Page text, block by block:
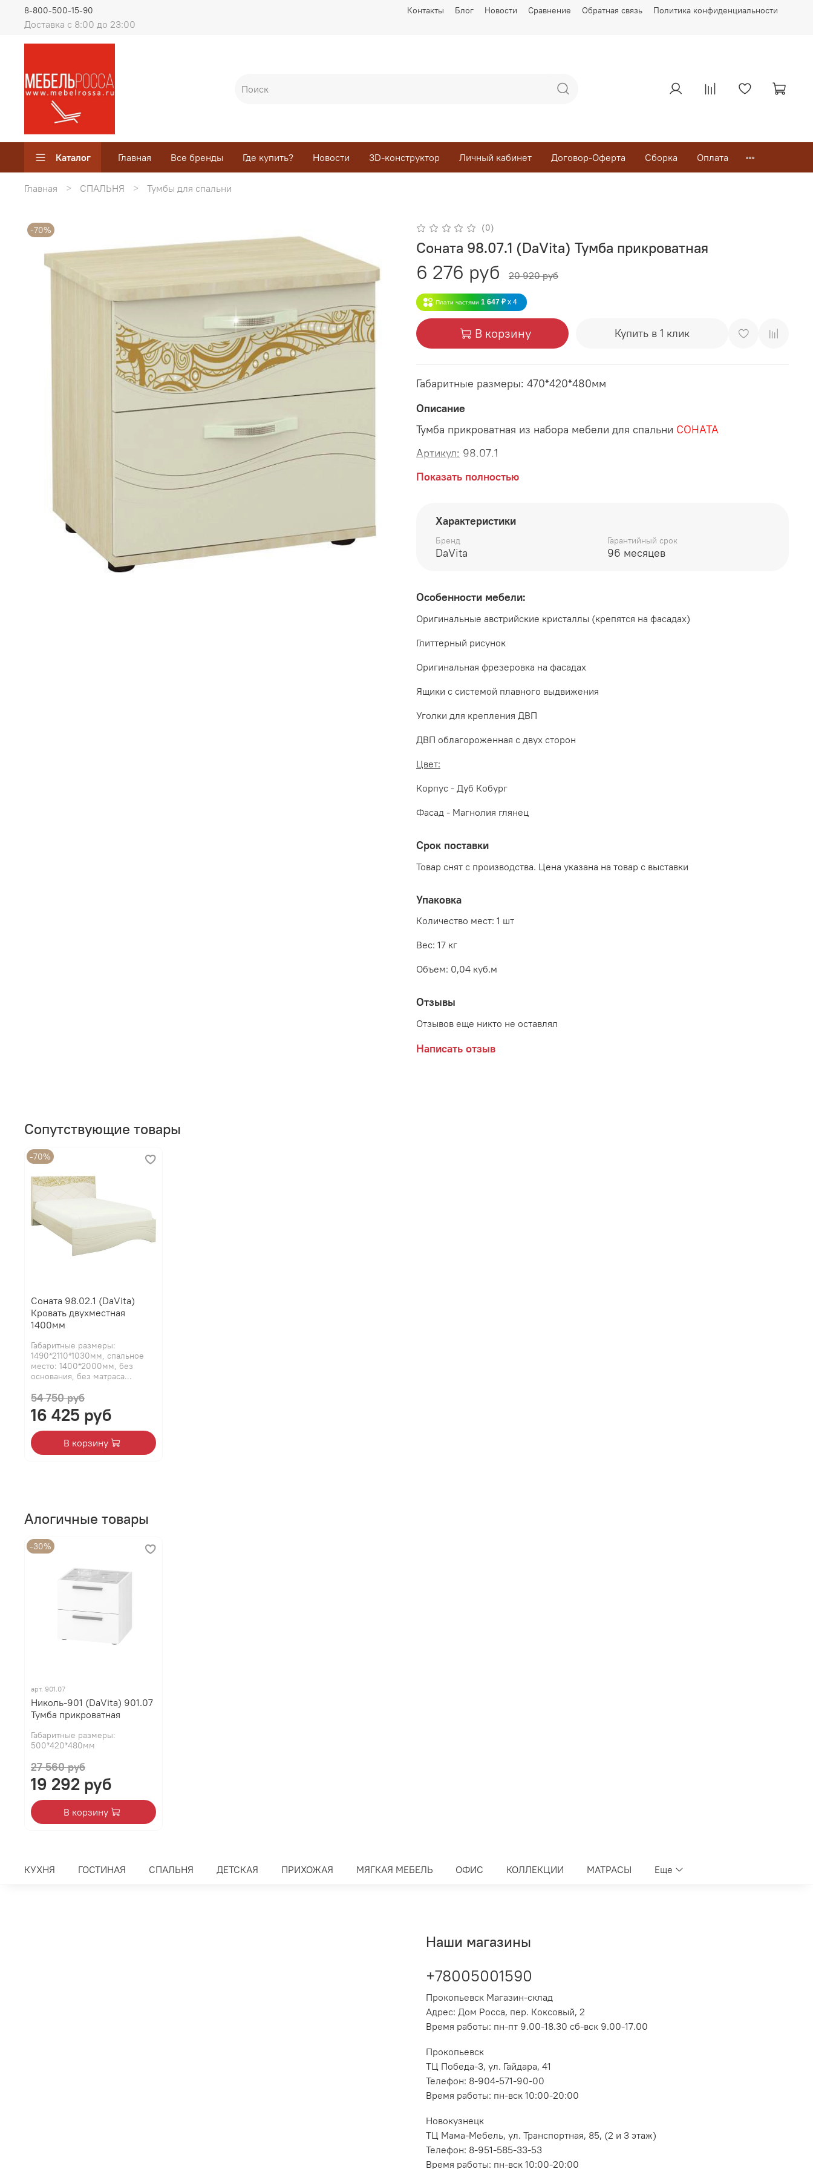
Контакты Блог Новости Сравнение Обратная связь Политика конфиденциальности
Доставка с 8:00 до 23:00
8-800-500-15-90
Каталог Главная Все бренды Где купить? Новости 3D-конструктор Личный кабинет Договор-Оферта Сборка Оплата
Главная СПАЛЬНЯ Тумбы для спальни
-70% (0)
Соната 98.07.1 (DaVita) Тумба прикроватная
6 276 руб 20 920 руб
Плати частями 1 647 ₽ x 4
В корзину Купить в 1 клик
Габаритные размеры: 470*420*480мм
Описание
Тумба прикроватная из набора мебели для спальни СОНАТА
Артикул: 98.07.1
Габаритные размеры:
глубина 420 мм
высота 480 мм
Мебельная фабрика ВИТРА, Торговая марка DaVita
Показать полностью
Характеристики
Бренд
DaVita
Гарантийный срок
96 месяцев
Особенности мебели:
Оригинальные австрийские кристаллы (крепятся на фасадах)
Глиттерный рисунок
Оригинальная фрезеровка на фасадах
Ящики с системой плавного выдвижения
Уголки для крепления ДВП
ДВП облагороженная с двух сторон
Цвет:
Корпус - Дуб Кобург
Фасад - Магнолия глянец
Срок поставки
Товар снят с производства. Цена указана на товар с выставки
Упаковка
Количество мест: 1 шт
Вес: 17 кг
Объем: 0,04 куб.м
Отзывы
Отзывов еще никто не оставлял
Написать отзыв
Сопутствующие товары
-70%
Соната 98.02.1 (DaVita)
Кровать двухместная
1400мм
Габаритные размеры:
1490*2110*1030мм, спальное
место: 1400*2000мм, без
основания, без матраса...
54 750 руб
16 425 руб
В корзину
Алогичные товары
-30%
арт. 901.07
Николь-901 (DaVita) 901.07
Тумба прикроватная
Габаритные размеры:
500*420*480мм
27 560 руб
19 292 руб
В корзину
КУХНЯ ГОСТИНАЯ СПАЛЬНЯ ДЕТСКАЯ ПРИХОЖАЯ МЯГКАЯ МЕБЕЛЬ ОФИС КОЛЛЕКЦИИ МАТРАСЫ Еще
Наши магазины
+78005001590
Прокопьевск Магазин-склад
Адрес: Дом Росса, пер. Коксовый, 2
Время работы: пн-пт 9.00-18.30 сб-вск 9.00-17.00
Прокопьевск
ТЦ Победа-3, ул. Гайдара, 41
Телефон: 8-904-571-90-00
Время работы: пн-вск 10:00-20:00
Новокузнецк
ТЦ Мама-Мебель, ул. Транспортная, 85, (2 и 3 этаж)
Телефон: 8-951-585-33-53
Время работы: пн-вск 10:00-20:00